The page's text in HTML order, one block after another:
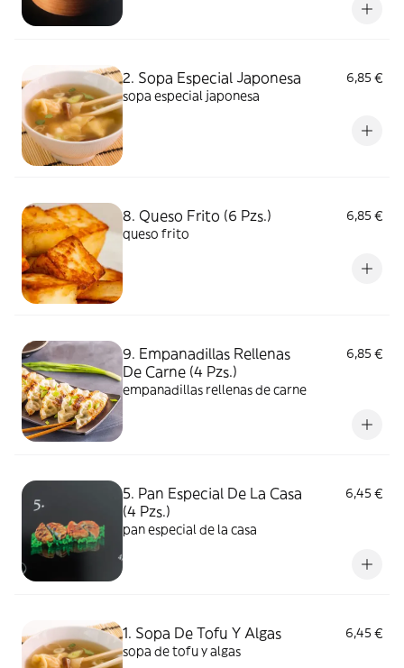
2. Sopa Especial Japonesa
6,85 €
sopa especial japonesa
8. Queso Frito (6 Pzs.)
6,85 €
queso frito
9. Empanadillas Rellenas
De Carne (4 Pzs.)
6,85 €
empanadillas rellenas de carne
5. Pan Especial De La Casa
(4 Pzs.)
6,45 €
pan especial de la casa
1. Sopa De Tofu Y Algas
6,45 €
sopa de tofu y algas